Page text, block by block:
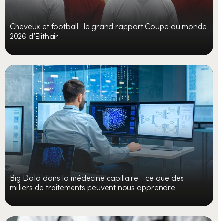
Cheveux et football : le grand rapport Coupe du monde
2026 d’Elithair
Big Data dans la médecine capillaire : ce que des
milliers de traitements peuvent nous apprendre